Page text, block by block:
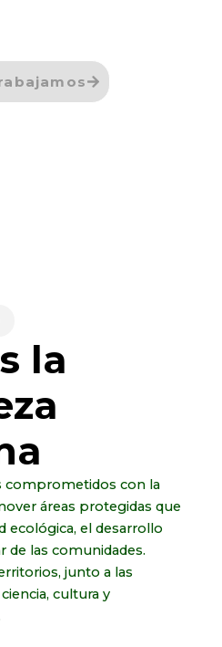
la
comprometidos con la
áreas protegidas que
ecológica, el desarrollo
de las comunidades.
junto a las
cultura y